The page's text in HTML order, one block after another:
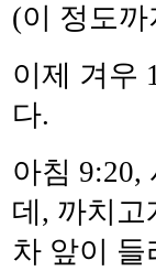
(이 정도
이제 겨우
다.
아침 9:20,
데, 까치
차 앞이